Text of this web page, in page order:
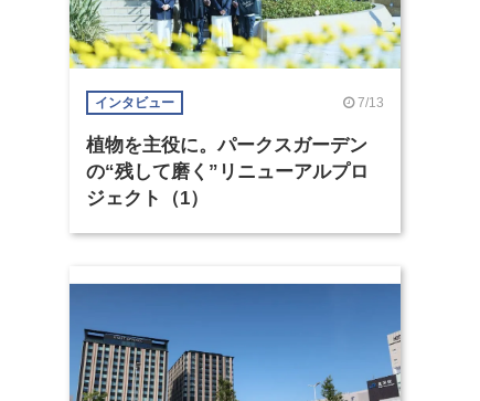
インタビュー 7/13
植物を主役に。パークスガーデン
の“残して磨く”リニューアルプロ
ジェクト（1）